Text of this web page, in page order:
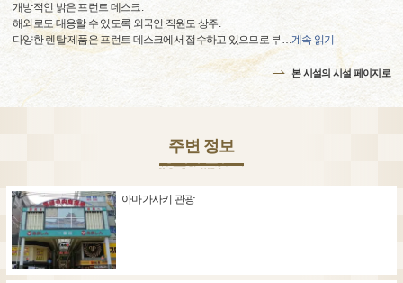
개방적인 밝은 프런트 데스크.
해외로도 대응할 수 있도록 외국인 직원도 상주.
다양한 렌탈 제품은 프런트 데스크에서 접수하고 있으므로 부…계속 읽기
본 시설의 시설 페이지로
주변 정보
아마가사키 관광